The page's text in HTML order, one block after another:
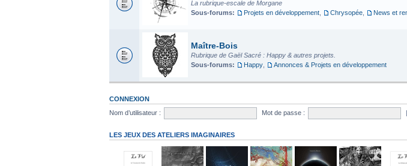
La rubrique-escale de Morgane
Sous-forums:
Projets en développement Chrysopée News et
Maître-Bois
Rubrique de Gaël Sacré : Happy & autres projets.
Sous-forums:
Happy Annonces & Projets en développement
CONNEXION
Nom d’utilisateur :
Mot de passe : |
LES JEUX DES ATELIERS IMAGINAIRES